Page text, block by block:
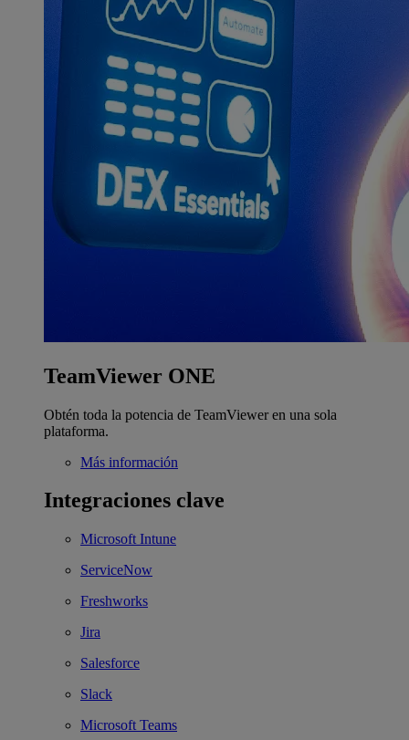
TeamViewer ONE
Obtén toda la potencia de TeamViewer en una sola
plataforma.
Más información
Integraciones clave
Microsoft Intune
ServiceNow
Freshworks
Jira
Salesforce
Slack
Microsoft Teams